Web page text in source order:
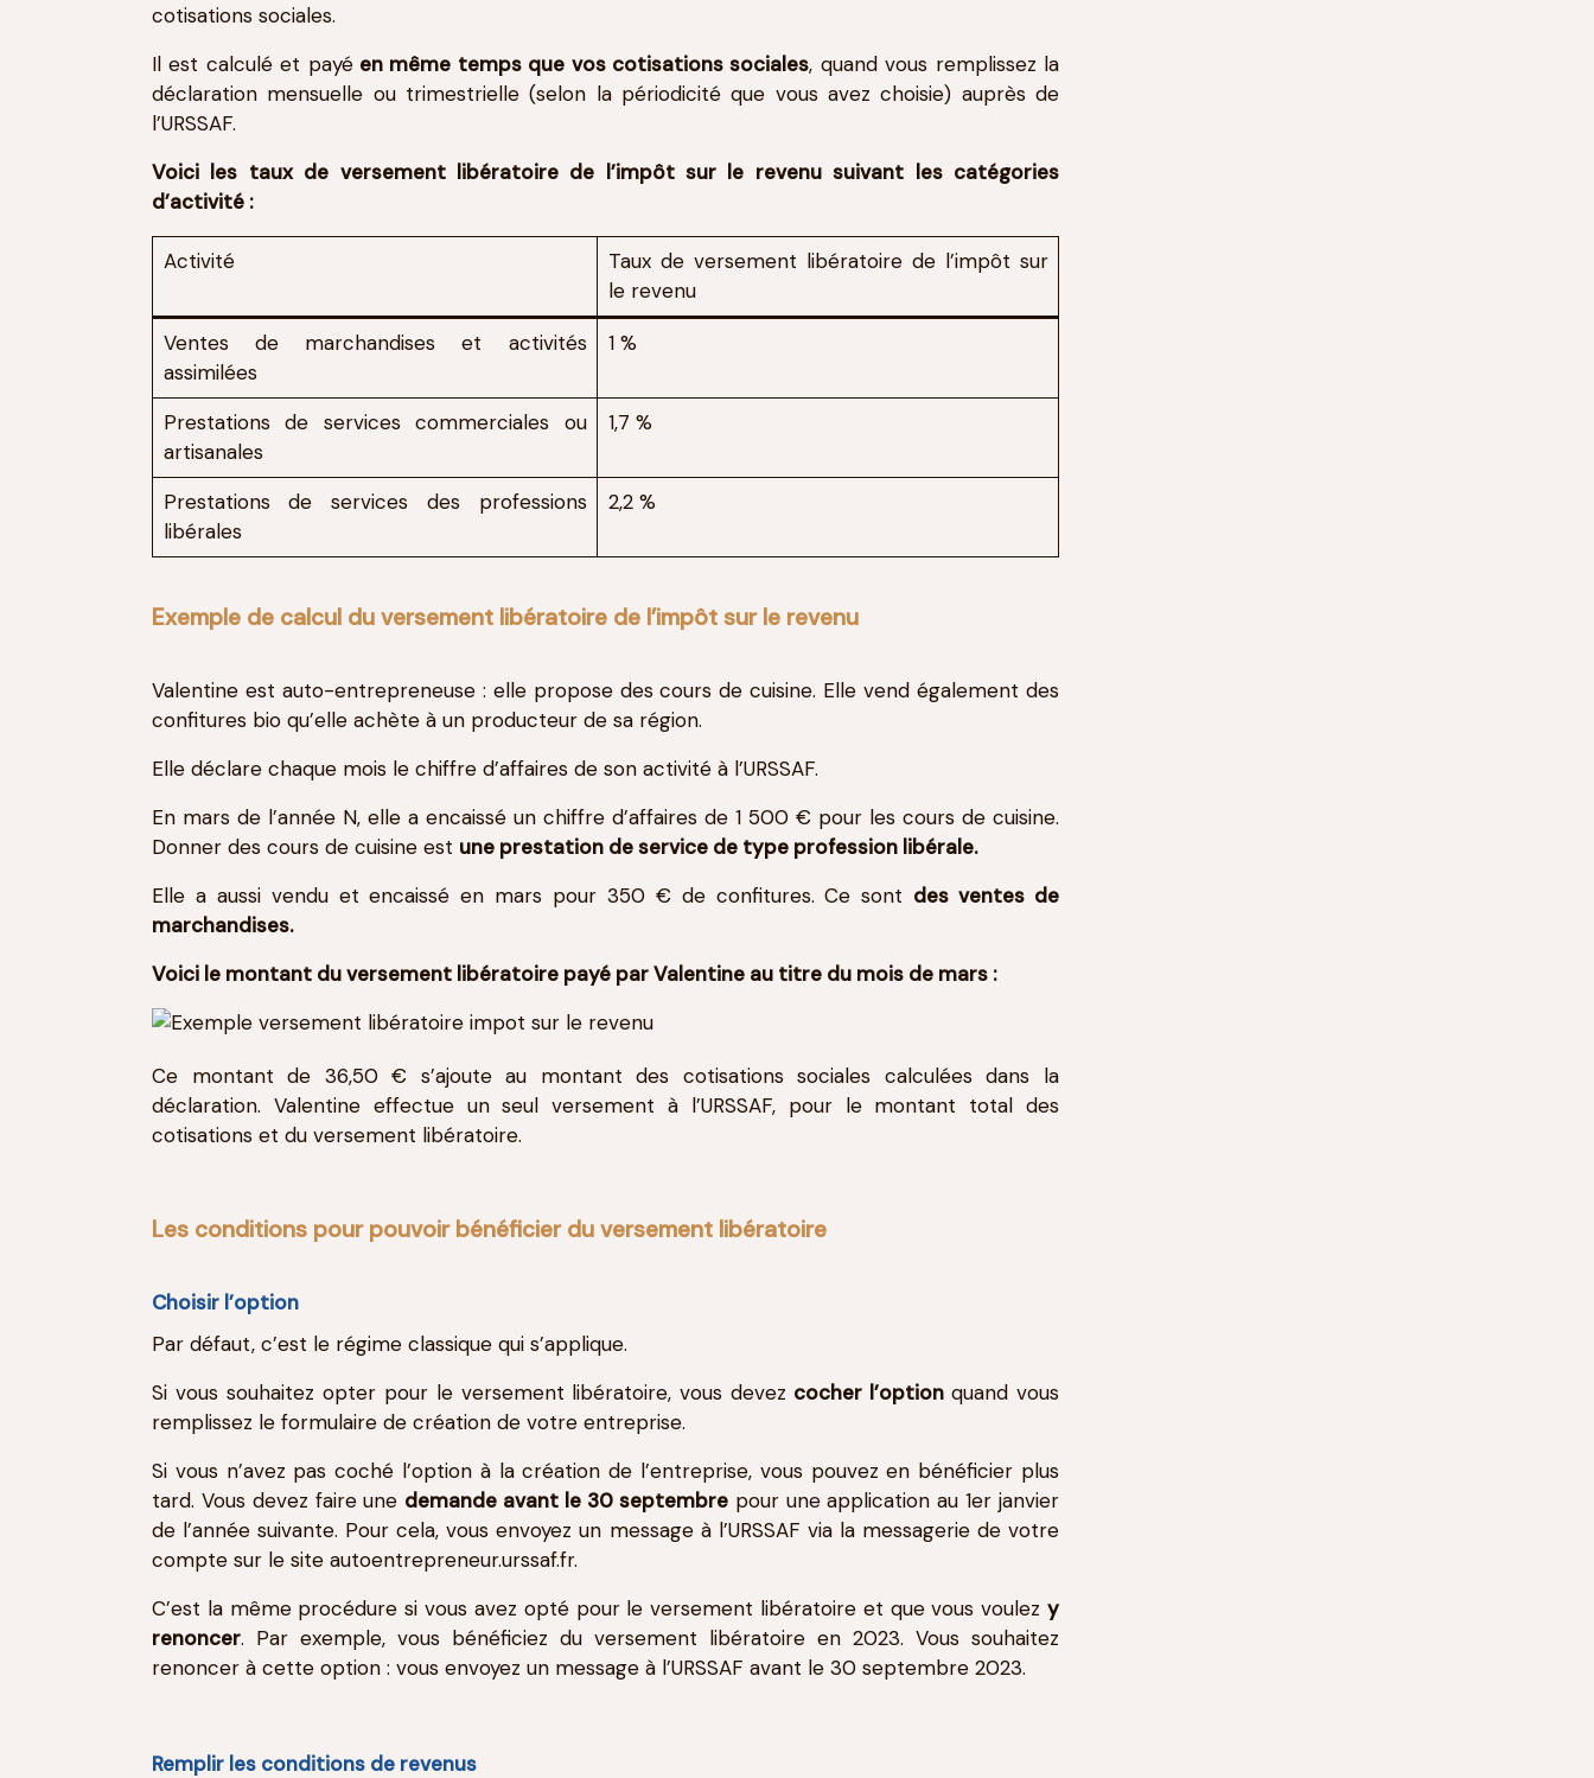
cotisations sociales.
Il est calculé et payéen même temps que vos cotisations sociales, quand vous remplissez la
déclaration mensuelle ou trimestrielle (selon la périodicité que vous avez choisie) auprès de
l’URSSAF.
Voici les taux de versement libératoire de l’impôt sur le revenu suivant les catégories
d’activité :
Activité
Taux de versement libératoire de l’impôt sur
le revenu
Ventes de marchandises et activités
assimilées
1 %
Prestations de services commerciales ou
artisanales
1,7 %
Prestations de services des professions
libérales
2,2 %
Exemple de calcul du versement libératoire de l’impôt sur le revenu
Valentine est auto-entrepreneuse : elle propose des cours de cuisine. Elle vend également des
confitures bio qu’elle achète à un producteur de sa région.
Elle déclare chaque mois le chiffre d’affaires de son activité à l’URSSAF.
En mars de l’année N, elle a encaissé un chiffre d’affaires de 1 500 € pour les cours de cuisine.
Donner des cours de cuisine est une prestation de service de type profession libérale.
Elle a aussi vendu et encaissé en mars pour 350 € de confitures. Ce sont des ventes de
marchandises.
Voici le montant du versement libératoire payé par Valentine au titre du mois de mars :
Ce montant de 36,50 € s’ajoute au montant des cotisations sociales calculées dans la
déclaration. Valentine effectue un seul versement à l’URSSAF, pour le montant total des
cotisations et du versement libératoire.
Les conditions pour pouvoir bénéficier du versement libératoire
Choisir l’option
Par défaut, c’est le régime classique qui s’applique.
Si vous souhaitez opter pour le versement libératoire, vous devez cocher l’optionquand vous
remplissez le formulaire de création de votre entreprise.
Si vous n’avez pas coché l’option à la création de l’entreprise, vous pouvez en bénéficier plus
tard. Vous devez faire une demande avant le 30 septembrepour une application au 1er janvier
de l’année suivante. Pour cela, vous envoyez un message à l’URSSAF via la messagerie de votre
compte sur le site autoentrepreneur.urssaf.fr.
C’est la même procédure si vous avez opté pour le versement libératoire et que vous voulez y
renoncer. Par exemple, vous bénéficiez du versement libératoire en 2023. Vous souhaitez
renoncer à cette option : vous envoyez un message à l’URSSAF avant le 30 septembre 2023.
Remplir les conditions de revenus